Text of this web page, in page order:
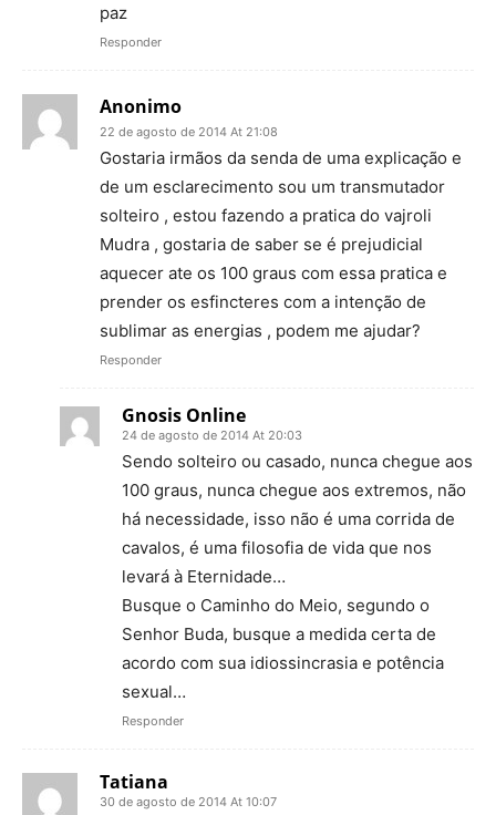
paz
Responder
Anonimo
22 de agosto de 2014 At 21:08
Gostaria irmãos da senda de uma explicação e
de um esclarecimento sou um transmutador
solteiro , estou fazendo a pratica do vajroli
Mudra , gostaria de saber se é prejudicial
aquecer ate os 100 graus com essa pratica e
prender os esfincteres com a intenção de
sublimar as energias , podem me ajudar?
Responder
Gnosis Online
24 de agosto de 2014 At 20:03
Sendo solteiro ou casado, nunca chegue aos
100 graus, nunca chegue aos extremos, não
há necessidade, isso não é uma corrida de
cavalos, é uma filosofia de vida que nos
levará à Eternidade…
Busque o Caminho do Meio, segundo o
Senhor Buda, busque a medida certa de
acordo com sua idiossincrasia e potência
sexual…
Responder
Tatiana
30 de agosto de 2014 At 10:07